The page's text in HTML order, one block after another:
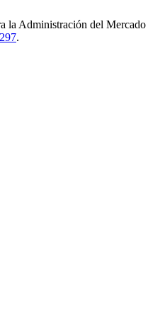
la Administración del
.